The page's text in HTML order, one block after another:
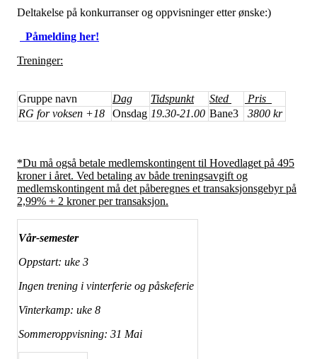
Deltakelse på konkurranser og oppvisninger etter ønske:)
Påmelding her!
Treninger:
Gruppe navn Dag Tidspunkt Sted
Pris
RG for voksen +18
Onsdag 19.30-21.00 Bane3 3800 kr
*Du må også betale medlemskontingent til Hovedlaget på 495
kroner i året. Ved betaling av både treningsavgift og
medlemskontingent må det påberegnes et transaksjonsgebyr på
2,99% + 2 kroner per transaksjon.
Vår-semester
Oppstart: uke 3
Ingen trening i vinterferie og påskeferie
Vinterkamp: uke 8
Sommeroppvisning: 31 Mai